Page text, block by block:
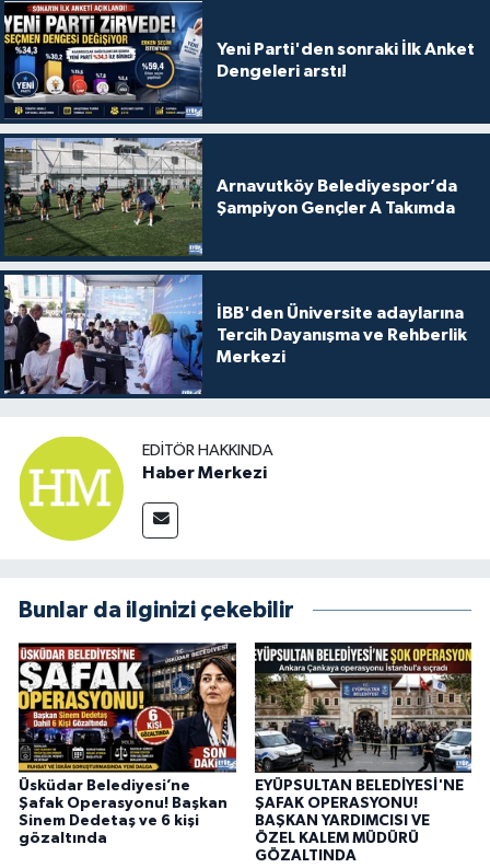
Yeni Parti'den sonraki İlk Anket
Dengeleri arstı!
Arnavutköy Belediyespor’da
Şampiyon Gençler A Takımda
İBB'den Üniversite adaylarına
Tercih Dayanışma ve Rehberlik
Merkezi
EDITÖR HAKKINDA
Haber Merkezi
Bunlar da ilginizi çekebilir
Üsküdar Belediyesi’ne
Şafak Operasyonu! Başkan
Sinem Dedetaş ve 6 kişi
gözaltında
EYÜPSULTAN BELEDİYESİ'NE
ŞAFAK OPERASYONU!
BAŞKAN YARDIMCISI VE
ÖZEL KALEM MÜDÜRÜ
GÖZALTINDA